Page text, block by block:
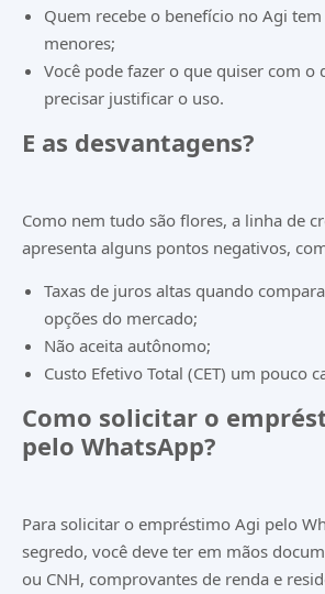
Quem recebe o benefício no Agi tem
menores;
Você pode fazer o que quiser com o
precisar justificar o uso.
E as desvantagens?
Como nem tudo são flores, a linha de
apresenta alguns pontos negativos,
Taxas de juros altas quando
opções do mercado;
Não aceita autônomo;
Custo Efetivo Total (CET) um pouco
Como solicitar o
pelo WhatsApp?
Para solicitar o empréstimo Agi pelo
segredo, você deve ter em mãos
ou CNH, comprovantes de renda e